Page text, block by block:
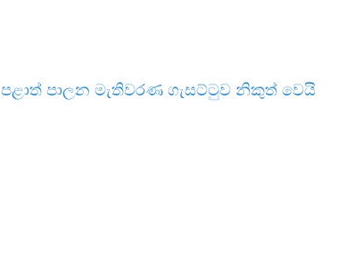
පළාත් පාලන මැතිවරණ ගැසට්ටුව නිකුත් වෙයි